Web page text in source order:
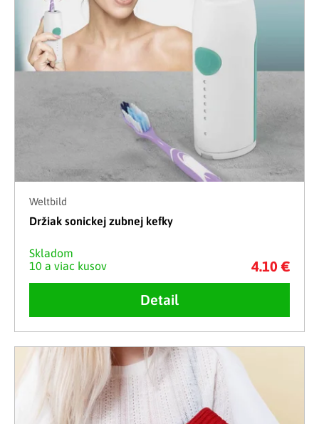
Weltbild
Držiak sonickej zubnej kefky
Skladom
10 a viac kusov
4.10 €
Detail